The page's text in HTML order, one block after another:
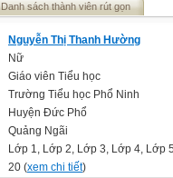
Danh sách thành viên rút gọn
Nguyễn Thị Thanh Hường
Nữ
Giáo viên Tiểu học
Trường Tiểu học Phổ Ninh
Huyện Đức Phổ
Quảng Ngãi
Lớp 1, Lớp 2, Lớp 3, Lớp 4, Lớp 5
20 (xem chi tiết)